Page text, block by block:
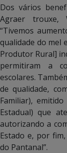
Dos vários
Agraer trouxe,
“Tivemos
qualidade do mel
Produtor Rural]
permitiram a
escolares.
de qualidade,
Familiar),
Estadual) que
autorizando a
Estado e, por
do Pantanal”.